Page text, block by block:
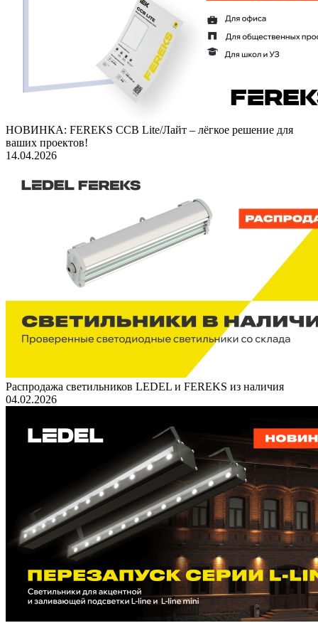
НОВИНКА: FEREKS ССВ Lite/Лайт – лёгкое решение для
ваших проектов!
14.04.2026
Распродажа светильников LEDEL и FEREKS из наличия
04.02.2026